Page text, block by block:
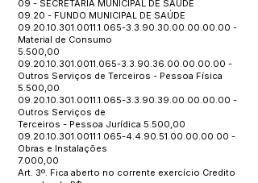
09 - SECRETARIA MUNICIPAL DE SAÚDE
09.20 - FUNDO MUNICIPAL DE SAÚDE
09.20.10.301.0011.1.065-3.3.90.30.00.00.00.00 -
Material de Consumo
5.500,00
09.20.10.301.0011.065-3.3.90.36.00.00.00.00 -
Outros Serviços de Terceiros - Pessoa Física
5.500,00
09.20.10.301.0011.1.065-3.3.90.39.00.00.00.00 -
Outros Serviços de
Terceiros - Pessoa Jurídica 5.500,00
09.20.10.301.0011.1.065-4.4.90.51.00.00.00.00 -
Obras e Instalações
7.000,00
Art. 3º. Fica aberto no corrente exercício Credito